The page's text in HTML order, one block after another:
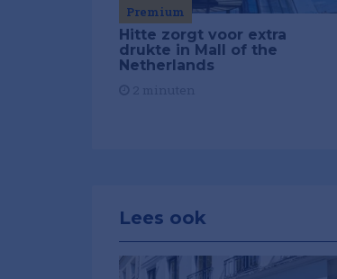
Premium
Hitte zorgt voor extra
drukte in Mall of the
Netherlands
Lees ook